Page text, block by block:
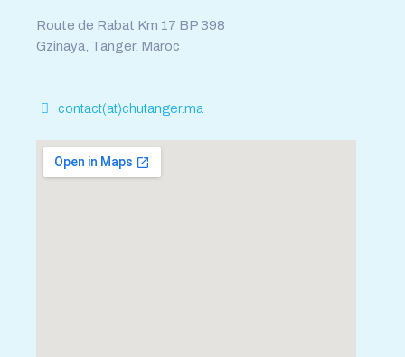
Route de Rabat Km 17 BP 398
Gzinaya, Tanger, Maroc
contact(at)chutanger.ma